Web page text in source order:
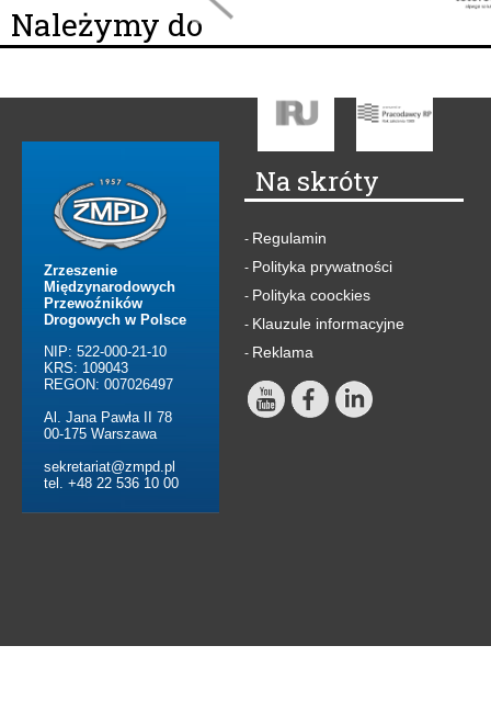
Należymy do
Zrzeszenie
Międzynarodowych
Przewoźników
Drogowych w Polsce
NIP: 522-000-21-10
KRS: 109043
REGON: 007026497
Al. Jana Pawła II 78
00-175 Warszawa
sekretariat@zmpd.pl
tel. +48 22 536 10 00
Na skróty
- Regulamin
- Polityka prywatności
- Polityka coockies
- Klauzule informacyjne
- Reklama